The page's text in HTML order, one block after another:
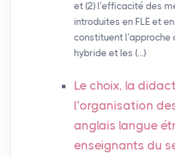
et (2) l’efficacité des
introduites en FLE et
constituent
hybride et les (…)
Le choix, la
l’organisation
anglais langue
enseignants du